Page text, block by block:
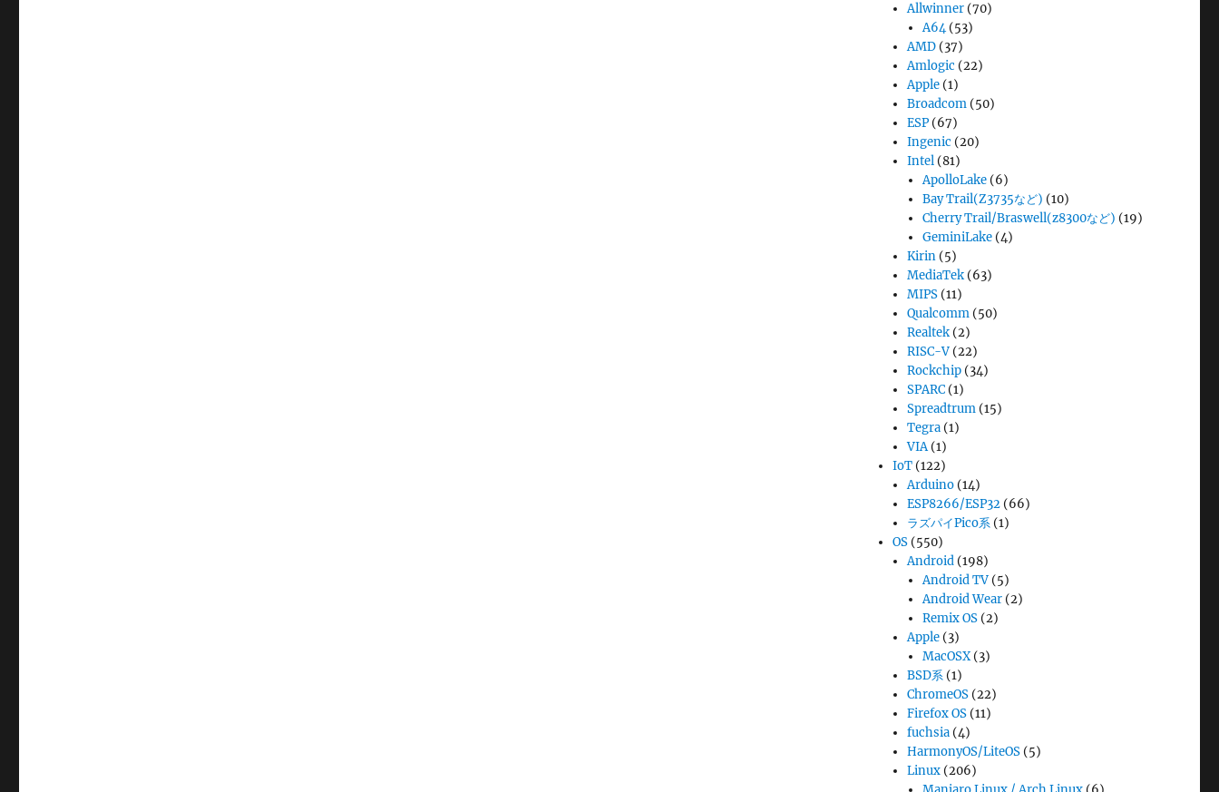
Allwinner (70)
A64(53)
AMD (37)
Amlogic (22)
Apple (1)
Broadcom (50)
ESP (67)
Ingenic (20)
Intel (81)
ApolloLake(6)
Bay Trail(Z3735など) (10)
Cherry Trail/Braswell(z8300など) (19)
GeminiLake(4)
Kirin (5)
MediaTek (63)
MIPS (11)
Qualcomm (50)
Realtek (2)
RISC-V (22)
Rockchip (34)
SPARC (1)
Spreadtrum (15)
Tegra (1)
VIA(1)
IoT (122)
Arduino (14)
ESP8266/ESP32 (66)
ラズパイPico系 (1)
OS (550)
Android (198)
Android TV(5)
Android Wear(2)
Remix OS(2)
Apple (3)
MacOSX(3)
BSD系 (1)
ChromeOS (22)
Firefox OS (11)
fuchsia (4)
HarmonyOS/LiteOS (5)
Linux (206)